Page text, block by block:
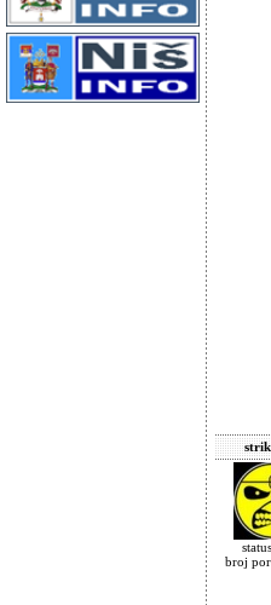
broj